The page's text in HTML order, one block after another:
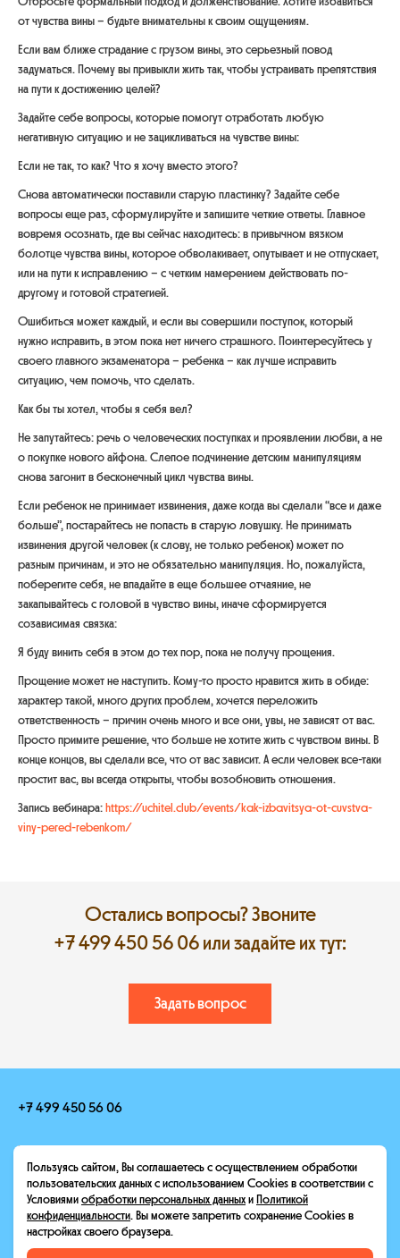
от чувства вины – будьте внимательны к своим ощущениям.
Если вам ближе страдание с грузом вины, это серьезный повод
задуматься. Почему вы привыкли жить так, чтобы устраивать препятствия
на пути к достижению целей?
Задайте себе вопросы, которые помогут отработать любую
негативную ситуацию и не зацикливаться на чувстве вины:
Если не так, то как? Что я хочу вместо этого?
Снова автоматически поставили старую пластинку? Задайте себе
вопросы еще раз, сформулируйте и запишите четкие ответы. Главное
вовремя осознать, где вы сейчас находитесь: в привычном вязком
болотце чувства вины, которое обволакивает, опутывает и не отпускает,
или на пути к исправлению – с четким намерением действовать по-
другому и готовой стратегией.
Ошибиться может каждый, и если вы совершили поступок, который
нужно исправить, в этом пока нет ничего страшного. Поинтересуйтесь у
своего главного экзаменатора – ребенка – как лучше исправить
ситуацию, чем помочь, что сделать.
Как бы ты хотел, чтобы я себя вел?
Не запутайтесь: речь о человеческих поступках и проявлении любви, а не
о покупке нового айфона. Слепое подчинение детским манипуляциям
снова загонит в бесконечный цикл чувства вины.
Если ребенок не принимает извинения, даже когда вы сделали “все и даже
больше”, постарайтесь не попасть в старую ловушку. Не принимать
извинения другой человек (к слову, не только ребенок) может по
разным причинам, и это не обязательно манипуляция. Но, пожалуйста,
поберегите себя, не впадайте в еще большее отчаяние, не
закапывайтесь с головой в чувство вины, иначе сформируется
созависимая связка:
Я буду винить себя в этом до тех пор, пока не получу прощения.
Прощение может не наступить. Кому-то просто нравится жить в обиде:
характер такой, много других проблем, хочется переложить
ответственность – причин очень много и все они, увы, не зависят от вас.
Просто примите решение, что больше не хотите жить с чувством вины. В
конце концов, вы сделали все, что от вас зависит. А если человек все-таки
простит вас, вы всегда открыты, чтобы возобновить отношения.
Запись вебинара:https://uchitel.club/events/kak-izbavitsya-ot-cuvstva-
viny-pered-rebenkom/
Остались вопросы? Звоните
+7 499 450 56 06или задайте их тут:
Задать вопрос
+7 499 450 56 06
hello@heroescamp.ru
Москва, Конный переулок, 12
Условия оплаты Реквизиты
Пользуясь сайтом, Вы соглашаетесь с осуществлением обработки
пользовательских данных с использованием Cookies в соответствии с
Условиямиобработки персональных данныхиПолитикой
конфиденциальности. Вы можете запретить сохранение Cookies в
настройках своего браузера.